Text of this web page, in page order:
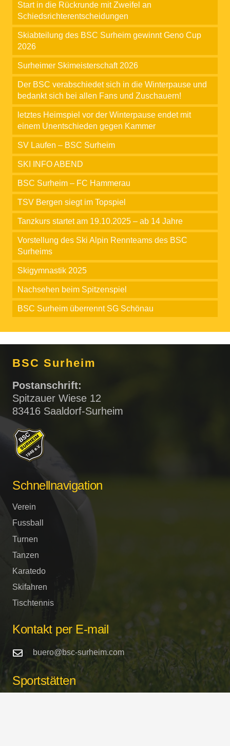
Start in die Rückrunde mit Zweifel an
Schiedsrichterentscheidungen
Skiabteilung des BSC Surheim gewinnt Geno Cup
2026
Surheimer Skimeisterschaft 2026
Der BSC verabschiedet sich in die Winterpause und
bedankt sich bei allen Fans und Zuschauern!
letztes Heimspiel vor der Winterpause endet mit
einem Unentschieden gegen Kammer
SV Laufen – BSC Surheim
SKI INFO ABEND
BSC Surheim – FC Hammerau
TSV Bergen siegt im Topspiel
Tanzkurs startet am 19.10.2025 – ab 14 Jahre
Vorstellung des Ski Alpin Rennteams des BSC
Surheims
Skigymnastik 2025
Nachsehen beim Spitzenspiel
BSC Surheim überrennt SG Schönau
BSC Surheim
Postanschrift:
Spitzauer Wiese 12
83416 Saaldorf-Surheim
Schnellnavigation
Verein
Fussball
Turnen
Tanzen
Karatedo
Skifahren
Tischtennis
Kontakt per E-mail
buero@bsc-surheim.com
Sportstätten